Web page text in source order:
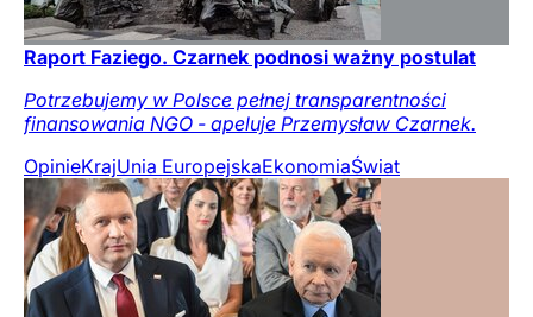
Raport Faziego. Czarnek podnosi ważny postulat
Potrzebujemy w Polsce pełnej transparentności
finansowania NGO - apeluje Przemysław Czarnek.
OpinieKrajUnia EuropejskaEkonomiaŚwiat